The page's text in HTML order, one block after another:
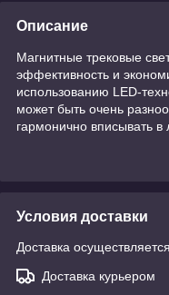
Описание
Магнитные трековые
эффективность и
использованию LED-
может быть очень
гармонично вписывать в
Условия доставки
Доставка
Доставка курьером